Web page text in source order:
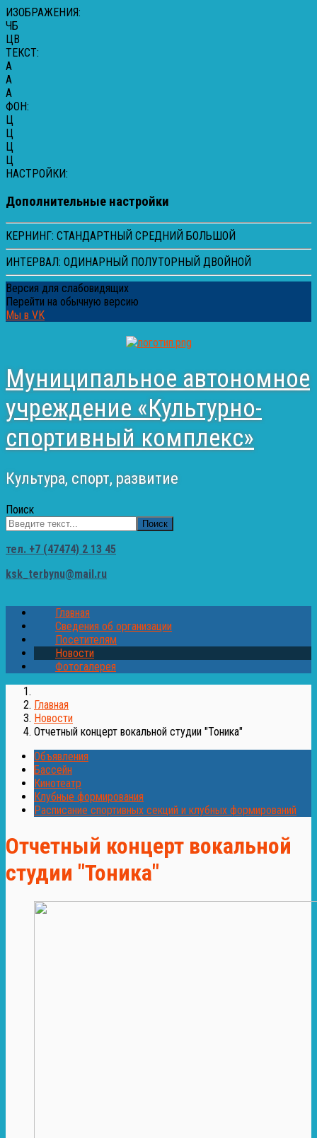
ИЗОБРАЖЕНИЯ:
ЧБ
ЦВ
ТЕКСТ:
A
A
A
ФОН:
Ц
Ц
Ц
Ц
НАСТРОЙКИ:
Дополнительные настройки
КЕРНИНГ: СТАНДАРТНЫЙ СРЕДНИЙ БОЛЬШОЙ
ИНТЕРВАЛ: ОДИНАРНЫЙ ПОЛУТОРНЫЙ ДВОЙНОЙ
Версия для слабовидящих
Перейти на обычную версию
Мы в VK
Муниципальное автономное
учреждение «Культурно-
спортивный комплекс»
Культура, спорт, развитие
Поиск
Поиск
тел. +7 (47474) 2 13 45
ksk_terbynu@mail.ru
Главная
Сведения об организации
Посетителям
Новости
Фотогалерея
Главная
Новости
Отчетный концерт вокальной студии "Тоника"
Объявления
Бассейн
Кинотеатр
Клубные формирования
Расписание спортивных секций и клубных формирований
Отчетный концерт вокальной
студии "Тоника"